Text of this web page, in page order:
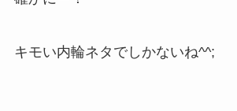
キモい内輪ネタでしかないね^^;